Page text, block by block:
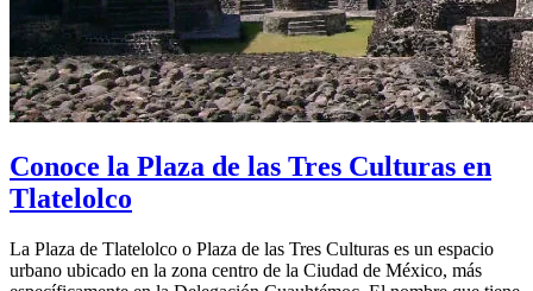
Conoce la Plaza de las Tres Culturas en
Tlatelolco
La Plaza de Tlatelolco o Plaza de las Tres Culturas es un espacio
urbano ubicado en la zona centro de la Ciudad de México, más